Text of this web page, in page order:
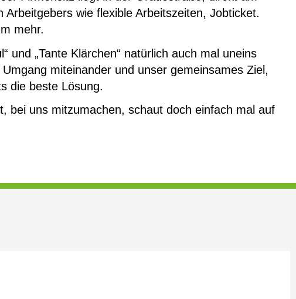
wie flexible Arbeitszeiten, Jobticket.
mehr.
und „Tante Klärchen“ natürlich auch mal uneins
miteinander und unser gemeinsames Ziel,
die beste Lösung.
bei uns mitzumachen, schaut doch einfach mal auf